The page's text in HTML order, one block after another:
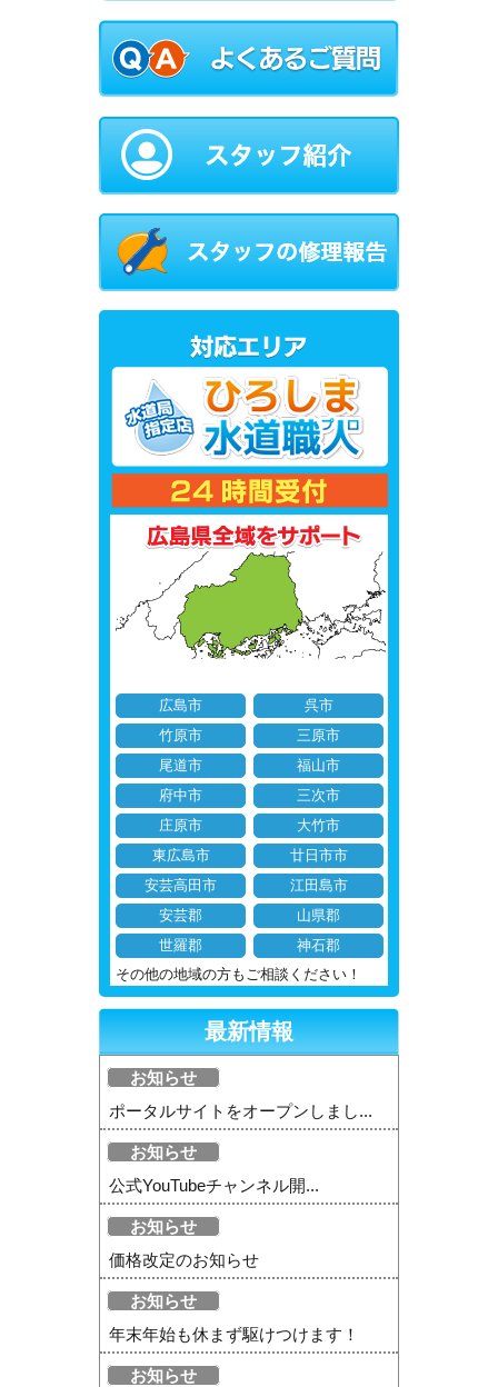
広島市
呉市
竹原市
三原市
尾道市
福山市
府中市
三次市
庄原市
大竹市
東広島市
廿日市市
安芸高田市
江田島市
安芸郡
山県郡
世羅郡
神石郡
その他の地域の方もご相談ください！
最新情報
お知らせ
ポータルサイトをオープンしまし...
お知らせ
公式YouTubeチャンネル開...
お知らせ
価格改定のお知らせ
お知らせ
年末年始も休まず駆けつけます！
お知らせ